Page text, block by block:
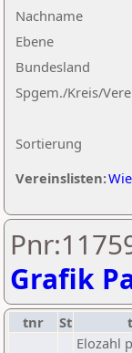
Nachname
Ebene
Sortierung
Bundesland
Spgem./Kreis/
Vereinslisten:
Grafik
tnr St
Elozahl